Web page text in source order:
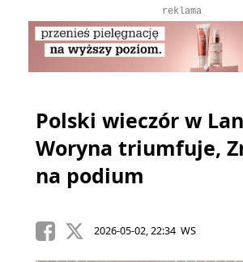
reklama
Polski wieczór w
Woryna triumfuje,
na podium
2026-05-02, 22:34 WS